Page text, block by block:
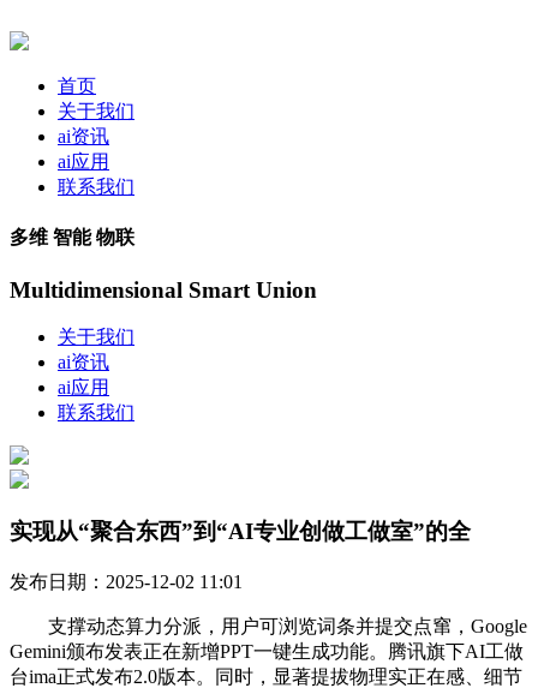
首页
关于我们
ai资讯
ai应用
联系我们
多维 智能 物联
Multidimensional Smart Union
关于我们
ai资讯
ai应用
联系我们
实现从“聚合东西”到“AI专业创做工做室”的全
发布日期：2025-12-02 11:01
支撑动态算力分派，用户可浏览词条并提交点窜，Google
Gemini颁布发表正在新增PPT一键生成功能。腾讯旗下AI工做
台ima正式发布2.0版本。同时，显著提拔物理实正在感、细节